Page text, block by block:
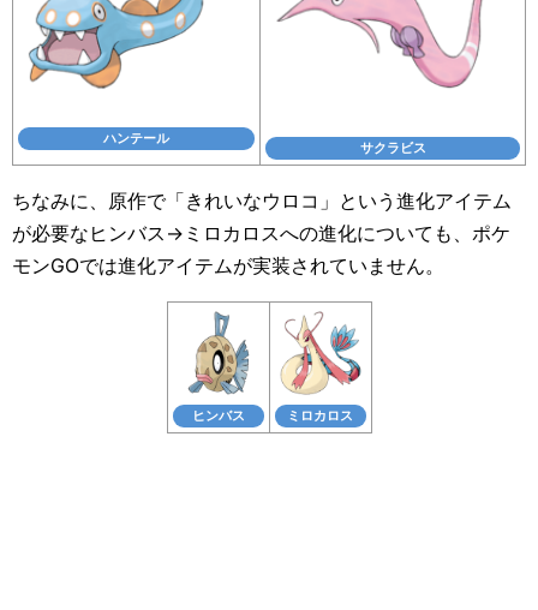
ハンテール
サクラビス
ちなみに、原作で「きれいなウロコ」という進化アイテム
が必要なヒンバス→ミロカロスへの進化についても、ポケ
モンGOでは進化アイテムが実装されていません。
ヒンバス ミロカロス